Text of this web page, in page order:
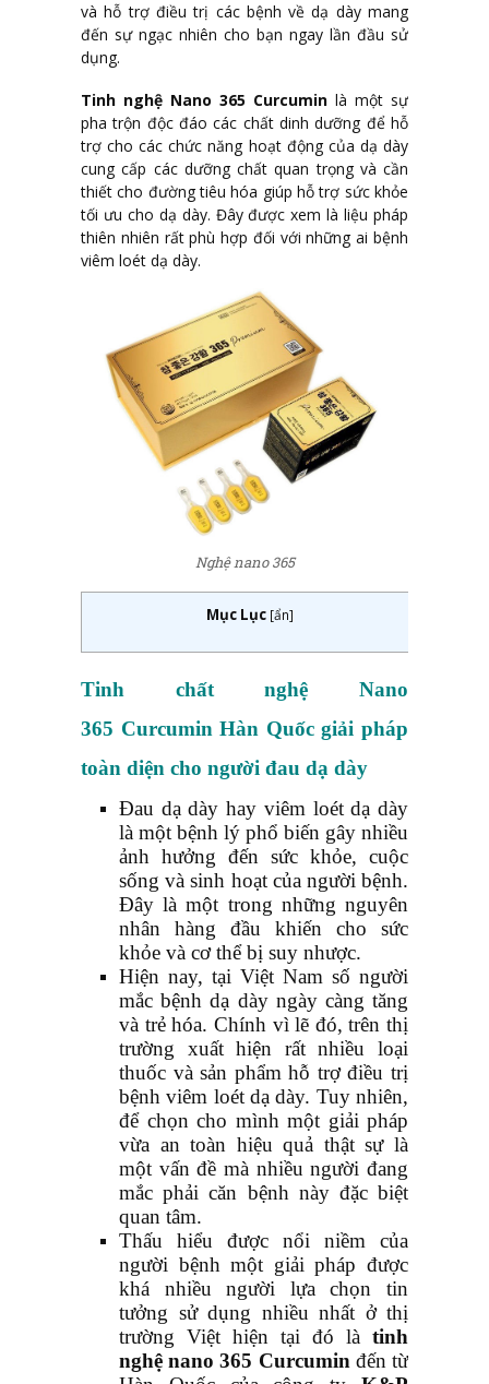
và hỗ trợ điều trị các bệnh về dạ dày mang
đến sự ngạc nhiên cho bạn ngay lần đầu sử
dụng.
Tinh nghệ Nano 365 Curcumin là một sự
pha trộn độc đáo các chất dinh dưỡng để hỗ
trợ cho các chức năng hoạt động của dạ dày
cung cấp các dưỡng chất quan trọng và cần
thiết cho đường tiêu hóa giúp hỗ trợ sức khỏe
tối ưu cho dạ dày. Đây được xem là liệu pháp
thiên nhiên rất phù hợp đối với những ai bệnh
viêm loét dạ dày.
Nghệ nano 365
Mục Lục [ẩn]
Tinh chất nghệ Nano
365 Curcumin Hàn Quốcgiải pháp
toàn diện cho người đau dạ dày
Đau dạ dày hay viêm loét dạ dày
là một bệnh lý phổ biến gây nhiều
ảnh hưởng đến sức khỏe, cuộc
sống và sinh hoạt của người bệnh.
Đây là một trong những nguyên
nhân hàng đầu khiến cho sức
khỏe và cơ thể bị suy nhược.
Hiện nay, tại Việt Nam số người
mắc bệnh dạ dày ngày càng tăng
và trẻ hóa. Chính vì lẽ đó, trên thị
trường xuất hiện rất nhiều loại
thuốc và sản phẩm hỗ trợ điều trị
bệnh viêm loét dạ dày. Tuy nhiên,
để chọn cho mình một giải pháp
vừa an toàn hiệu quả thật sự là
một vấn đề mà nhiều người đang
mắc phải căn bệnh này đặc biệt
quan tâm.
Thấu hiểu được nổi niềm của
người bệnh một giải pháp được
khá nhiều người lựa chọn tin
tưởng sử dụng nhiều nhất ở thị
trường Việt hiện tại đó là tinh
nghệ nano 365 Curcumin đến từ